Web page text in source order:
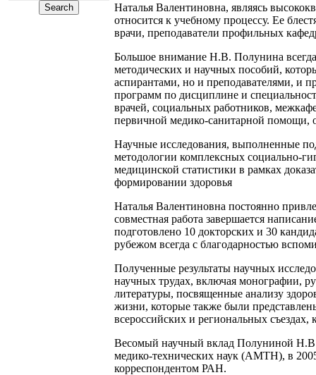
Наталья Валентиновна, являясь
относится к учебному процессу. Ее
врачи, преподаватели профильных
Большое внимание Н.В. Полунина всегда
методических и научных пособий,
аспирантами, но и преподавателями, и
программ по дисциплине и
врачей, социальных работников,
первичной медико-санитарной помощи,
Научные исследования, выполненные
методологии комплексных социально-
медицинской статистики в рамках
формировании здоровья
Наталья Валентиновна постоянно
совместная работа завершается
подготовлено 10 докторских и 30
рубежом всегда с благодарностью
Полученные результаты научных
научных трудах, включая монографии,
литературы, посвященные анализу
жизни, которые также были
всероссийских и региональных съездах,
Весомый научный вклад Полуниной Н.В.
медико-технических наук (АМТН), в
корреспондентом РАН.